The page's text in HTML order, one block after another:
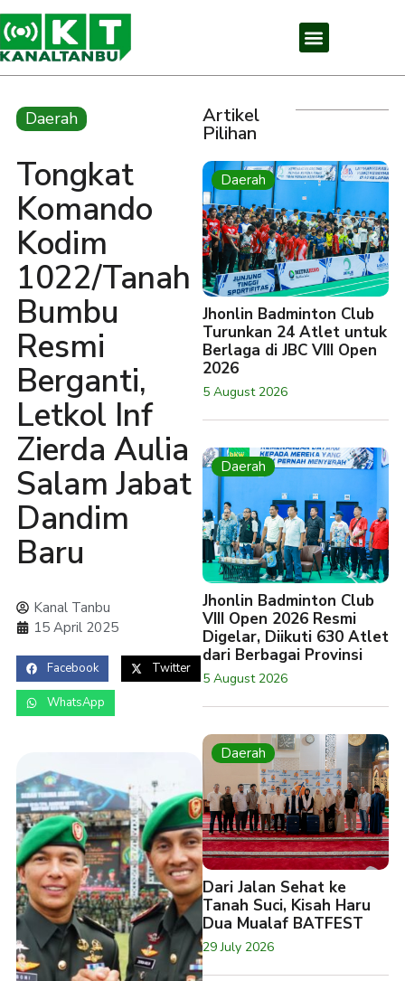
Daerah
Tongkat
Komando
Kodim
1022/Tanah
Bumbu
Resmi
Berganti,
Letkol Inf
Zierda Aulia
Salam Jabat
Dandim
Baru
Kanal Tanbu
15 April 2025
Facebook Twitter
WhatsApp
Artikel
Pilihan
Daerah
Jhonlin Badminton Club
Turunkan 24 Atlet untuk
Berlaga di JBC VIII Open
2026
5 August 2026
Daerah
Jhonlin Badminton Club
VIII Open 2026 Resmi
Digelar, Diikuti 630 Atlet
dari Berbagai Provinsi
5 August 2026
Daerah
Dari Jalan Sehat ke
Tanah Suci, Kisah Haru
Dua Mualaf BATFEST
29 July 2026